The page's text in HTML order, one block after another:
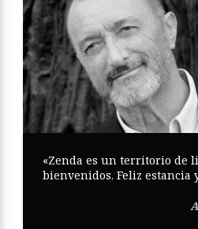
«Zenda es un territorio de
bienvenidos. Feliz estancia